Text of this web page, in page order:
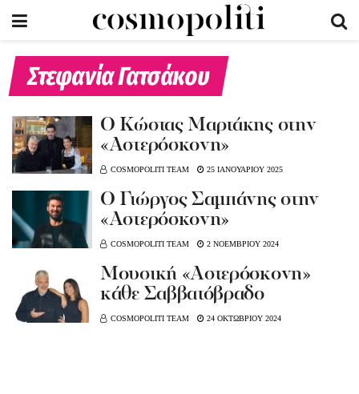
Στεφανία Γατσάκου
O Kώστας Μαρτάκης στην
«Αστερόσκονη»
COSMOPOLITI TEAM 25 ΙΑΝΟΥΑΡΙΟΥ 2025
O Γιώργος Σαμπάνης στην
«Αστερόσκονη»
COSMOPOLITI TEAM 2 ΝΟΕΜΒΡΙΟΥ 2024
Μουσική «Αστερόσκονη»
κάθε Σαββατόβραδο
COSMOPOLITI TEAM 24 ΟΚΤΩΒΡΙΟΥ 2024